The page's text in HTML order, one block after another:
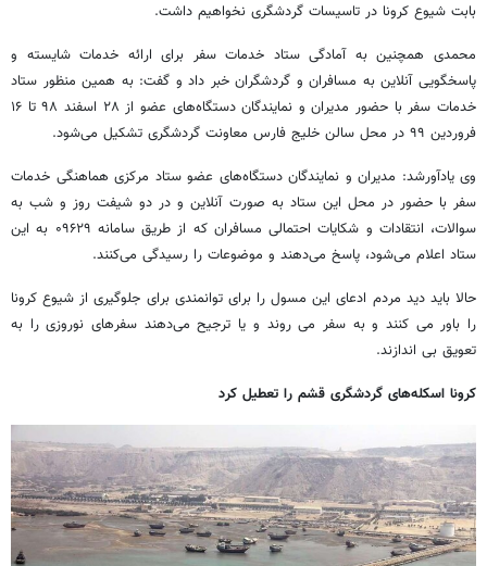
بابت شیوع کرونا در تاسیسات گردشگری نخواهیم داشت.
محمدی همچنین به آمادگی ستاد خدمات سفر برای ارائه خدمات شایسته و
پاسخگویی آنلاین به مسافران و گردشگران خبر داد و گفت: به همین منظور ستاد
خدمات سفر با حضور مدیران و نمایندگان دستگاه‌های عضو از ۲۸ اسفند ۹۸ تا ۱۶
فروردین ۹۹ در محل سالن خلیج فارس معاونت گردشگری تشکیل می‌شود.
وی یادآورشد: مدیران و نمایندگان دستگاه‌های عضو ستاد مرکزی هماهنگی خدمات
سفر با حضور در محل این ستاد به صورت آنلاین و در دو شیفت روز و شب به
سوالات، انتقادات و شکایات احتمالی مسافران که از طریق سامانه ۰۹۶۲۹ به این
ستاد اعلام می‌شود، پاسخ می‌دهند و موضوعات را رسیدگی می‌کنند.
حالا باید دید مردم ادعای این مسول را برای توانمندی برای جلوگیری از شیوع کرونا
را باور می کنند و به سفر می روند و یا ترجیح می‌دهند سفرهای نوروزی را به
تعویق بی اندازند.
کرونا اسکله‌های گردشگری قشم را تعطیل کرد